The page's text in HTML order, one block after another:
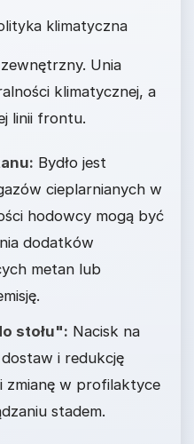
klimatyczna
Unia
klimatycznej, a
linii frontu.
Bydło jest
cieplarnianych w
hodowcy mogą być
dodatków
metan lub
stołu": Nacisk na
i redukcję
w profilaktyce
stadem.